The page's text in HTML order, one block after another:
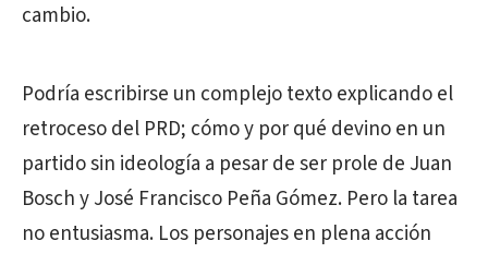
cambio.
Podría escribirse un complejo texto explicando el
retroceso del PRD; cómo y por qué devino en un
partido sin ideología a pesar de ser prole de Juan
Bosch y José Francisco Peña Gómez. Pero la tarea
no entusiasma. Los personajes en plena acción